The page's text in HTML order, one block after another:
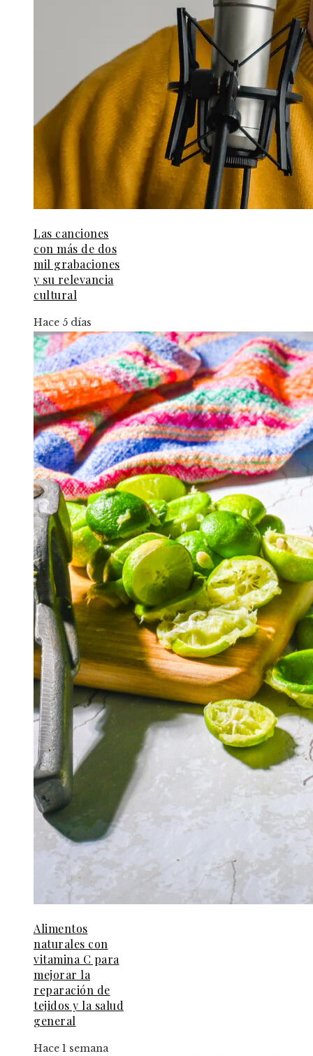
Las canciones
con más de dos
mil grabaciones
y su relevancia
cultural
Hace 5 días
Alimentos
naturales con
vitamina C para
mejorar la
reparación de
tejidos y la salud
general
Hace 1 semana